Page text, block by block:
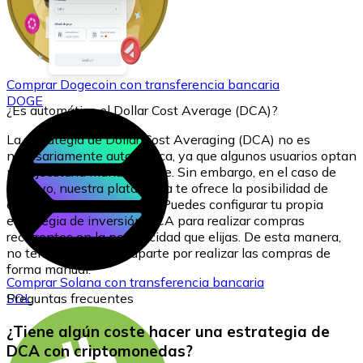
Comprar Dogecoin con transferencia bancaria
DOGE
ComprarSolana con transferencia bancaria
SOL
¿Es automático el Dollar Cost Average (DCA)?
La estrategia de Dollar Cost Averaging (DCA) no es
necesariamente automática, ya que algunos usuarios optan
por ejecutarla manualmente. Sin embargo, en el caso de
Bitnovo, nuestra plataforma te ofrece la posibilidad de
automatizar este proceso. Puedes configurar tu propia
estrategia de inversión DCA para realizar compras
recurrentes en la periodicidad que elijas. De esta manera,
no tendrás que preocuparte por realizar las compras de
forma manual.
Preguntas frecuentes
¿Tiene algún coste hacer una estrategia de
DCA con criptomonedas?